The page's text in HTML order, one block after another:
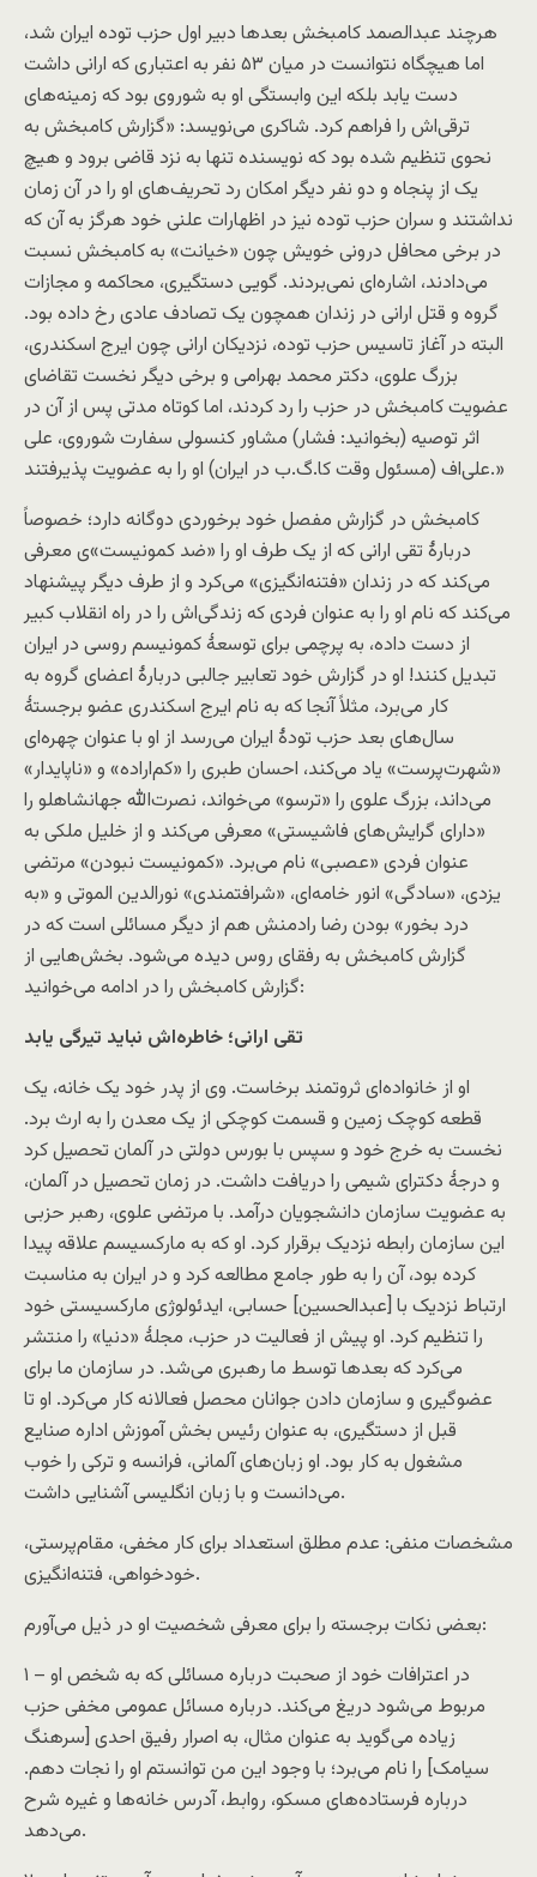
هرچند عبدالصمد کامبخش بعد‌ها دبیر اول حزب توده ایران شد،
اما هیچگاه نتوانست در میان ۵۳ نفر به اعتباری که ارانی داشت
دست یابد بلکه این وابستگی او به شوروی بود که زمینه‌های
ترقی‌اش را فراهم کرد. شاکری می‌نویسد: «گزارش کامبخش به
نحوی تنظیم شده بود که نویسنده تنها به نزد قاضی برود و هیچ
یک از پنجاه و دو نفر دیگر امکان رد تحریف‌های او را در آن زمان
نداشتند و سران حزب توده نیز در اظهارات علنی خود هرگز به آن که
در برخی محافل درونی خویش چون «خیانت» به کامبخش نسبت
می‌دادند، اشاره‌ای نمی‌بردند. گویی دستگیری، محاکمه و مجازات
گروه و قتل ارانی در زندان همچون یک تصادف عادی رخ داده بود.
البته در آغاز تاسیس حزب توده، نزدیکان ارانی چون ایرج اسکندری،
بزرگ علوی، دکتر محمد بهرامی و برخی دیگر نخست تقاضای
عضویت کامبخش در حزب را رد کردند، اما کوتاه مدتی پس از آن در
اثر توصیه (بخوانید: فشار) مشاور کنسولی سفارت شوروی، علی
علی‌اف (مسئول وقت کا.گ.ب در ایران) او را به عضویت پذیرفتند.»
کامبخش در گزارش مفصل خود برخوردی دوگانه دارد؛ خصوصاً
دربارۀ تقی ارانی که از یک طرف او را «ضد کمونیست»ی معرفی
می‌کند که در زندان «فتنه‌انگیزی» می‌کرد و از طرف دیگر پیشنهاد
می‌کند که نام او را به عنوان فردی که زندگی‌اش را در راه انقلاب کبیر
از دست داده، به پرچمی برای توسعۀ کمونیسم روسی در ایران
تبدیل کنند! او در گزارش خود تعابیر جالبی دربارۀ اعضای گروه به
کار می‌برد، مثلاً آنجا که به نام ایرج اسکندری عضو برجستۀ
سال‌های بعد حزب تودۀ ایران می‌رسد از او با عنوان چهره‌ای
«شهرت‌پرست» یاد می‌کند، احسان طبری را «کم‌اراده» و «ناپایدار»
می‌داند، بزرگ علوی را «ترسو» می‌خواند، نصرت‌الله جهانشاهلو را
«دارای گرایش‌های فاشیستی» معرفی می‌کند و از خلیل ملکی به
عنوان فردی «عصبی» نام می‌برد. «کمونیست نبودن» مرتضی
یزدی، «سادگی» انور خامه‌ای، «شرافتمندی» نورالدین الموتی و «به
درد بخور» بودن رضا رادمنش هم از دیگر مسائلی است که در
گزارش کامبخش به رفقای روس دیده می‌شود. بخش‌هایی از
گزارش کامبخش را در ادامه می‌خوانید:
تقی ارانی؛ خاطره‌اش نباید تیرگی یابد
او از خانواده‌ای ثروتمند برخاست. وی از پدر خود یک خانه، یک
قطعه کوچک زمین و قسمت کوچکی از یک معدن را به ارث برد.
نخست به خرج خود و سپس با بورس دولتی در آلمان تحصیل کرد
و درجۀ دکترای شیمی را دریافت داشت. در زمان تحصیل در آلمان،
به عضویت سازمان دانشجویان درآمد. با مرتضی علوی، رهبر حزبی
این سازمان رابطه نزدیک برقرار کرد. او که به مارکسیسم علاقه پیدا
کرده بود، آن را به طور جامع مطالعه کرد و در ایران به مناسبت
ارتباط نزدیک با [عبدالحسین] حسابی، ایدئولوژی مارکسیستی خود
را تنظیم کرد. او پیش از فعالیت در حزب، مجلۀ «دنیا» را منتشر
می‌کرد که بعد‌ها توسط ما رهبری می‌شد. در سازمان ما برای
عضوگیری و سازمان دادن جوانان محصل فعالانه کار می‌کرد. او تا
قبل از دستگیری، به عنوان رئیس بخش آموزش اداره صنایع
مشغول به کار بود. او زبان‌های آلمانی، فرانسه و ترکی را خوب
می‌دانست و با زبان انگلیسی آشنایی داشت.
مشخصات منفی: عدم مطلق استعداد برای کار مخفی، مقام‌پرستی،
خودخواهی، فتنه‌انگیزی.
بعضی نکات برجسته را برای معرفی شخصیت او در ذیل می‌آورم:
۱ – در اعترافات خود از صحبت درباره مسائلی که به شخص او
مربوط می‌شود دریغ می‌کند. درباره مسائل عمومی مخفی حزب
زیاده می‌گوید به عنوان مثال، به اصرار رفیق احدی [سرهنگ
سیامک] را نام می‌برد؛ با وجود این من توانستم او را نجات دهم.
درباره فرستاده‌های مسکو، روابط، آدرس خانه‌ها و غیره شرح
می‌دهد.